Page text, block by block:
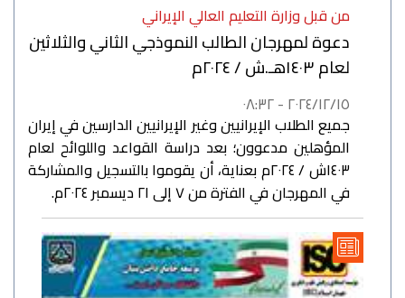
من قبل وزارة التعليم العالي الإيراني
دعوة لمهرجان الطالب النموذجي الثاني والثلاثين
لعام ١٤٠٣هـ.ش / ٢٠٢٤م
٢٠٢٤/١٢/١٥ - ٠٨:٣٢
جميع الطلاب الإيرانيين وغير الإيرانيين الدارسين في إيران
المؤهلين مدعوون؛ بعد دراسة القواعد واللوائح لعام
١٤٠٣ش / ٢٠٢٤م بعناية، أن يقوموا بالتسجيل والمشاركة
في المهرجان في الفترة من ٧ إلى ٢١ ديسمبر ٢٠٢٤م.